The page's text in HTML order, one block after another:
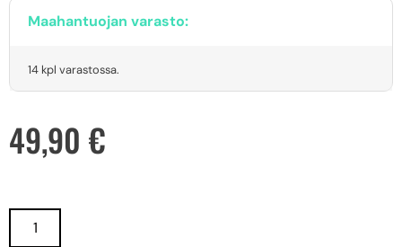
Maahantuojan varasto:
14 kpl varastossa.
49,90 €